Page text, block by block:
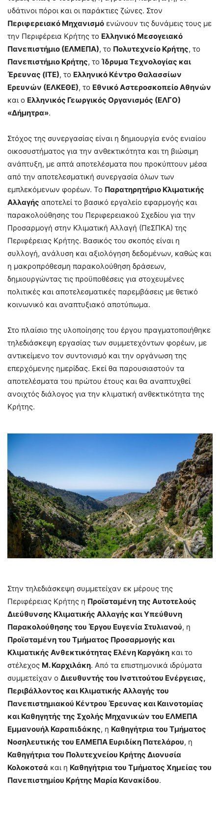
υδάτινοι πόροι και οι παράκτιες ζώνες. Στον
Περιφερειακό Μηχανισμό ενώνουν τις δυνάμεις τους με
την Περιφέρεια Κρήτης το Ελληνικό Μεσογειακό
Πανεπιστήμιο (ΕΛΜΕΠΑ), το Πολυτεχνείο Κρήτης, το
Πανεπιστήμιο Κρήτης, το Ίδρυμα Τεχνολογίας και
Έρευνας (ΙΤΕ), το Ελληνικό Κέντρο Θαλασσίων
Ερευνών (ΕΛΚΕΘΕ), το Εθνικό Αστεροσκοπείο Αθηνών
και ο Ελληνικός Γεωργικός Οργανισμός (ΕΛΓΟ)
«Δήμητρα».
Στόχος της συνεργασίας είναι η δημιουργία ενός ενιαίου
οικοσυστήματος για την ανθεκτικότητα και τη βιώσιμη
ανάπτυξη, με απτά αποτελέσματα που προκύπτουν μέσα
από την αποτελεσματική συνεργασία όλων των
εμπλεκόμενων φορέων. Το Παρατηρητήριο Κλιματικής
Αλλαγής αποτελεί το βασικό εργαλείο εφαρμογής και
παρακολούθησης του Περιφερειακού Σχεδίου για την
Προσαρμογή στην Κλιματική Αλλαγή (ΠεΣΠΚΑ) της
Περιφέρειας Κρήτης. Βασικός του σκοπός είναι η
συλλογή, ανάλυση και αξιολόγηση δεδομένων, καθώς και
η μακροπρόθεσμη παρακολούθηση δράσεων,
δημιουργώντας τις προϋποθέσεις για στοχευμένες
πολιτικές και αποτελεσματικές παρεμβάσεις με θετικό
κοινωνικό και αναπτυξιακό αποτύπωμα.
Στο πλαίσιο της υλοποίησης του έργου πραγματοποιήθηκε
τηλεδιάσκεψη εργασίας των συμμετεχόντων φορέων, με
αντικείμενο τον συντονισμό και την οργάνωση της
επερχόμενης ημερίδας. Εκεί θα παρουσιαστούν τα
αποτελέσματα του πρώτου έτους και θα αναπτυχθεί
ανοιχτός διάλογος για την κλιματική ανθεκτικότητα της
Κρήτης.
Στην τηλεδιάσκεψη συμμετείχαν εκ μέρους της
Περιφέρειας Κρήτης η Προϊσταμένη της Αυτοτελούς
Διεύθυνσης Κλιματικής Αλλαγής και Υπεύθυνη
Παρακολούθησης του Έργου Ευγενία Στυλιανού, η
Προϊσταμένη του Τμήματος Προσαρμογής και
Κλιματικής Ανθεκτικότητας Ελένη Καργάκη και το
στέλεχος Μ. Καρχιλάκη. Από τα επιστημονικά ιδρύματα
συμμετείχαν ο Διευθυντής του Ινστιτούτου Ενέργειας,
Περιβάλλοντος και Κλιματικής Αλλαγής του
Πανεπιστημιακού Κέντρου Έρευνας και Καινοτομίας
και Καθηγητής της Σχολής Μηχανικών του ΕΛΜΕΠΑ
Εμμανουήλ Καραπιδάκης, η Καθηγήτρια του Τμήματος
Νοσηλευτικής του ΕΛΜΕΠΑ Ευριδίκη Πατελάρου, η
Καθηγήτρια του Πολυτεχνείου Κρήτης Διονυσία
Κολοκοτσά και η Καθηγήτρια του Τμήματος Χημείας του
Πανεπιστημίου Κρήτης Μαρία Κανακίδου.